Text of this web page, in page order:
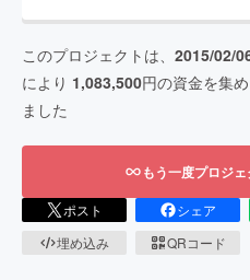
このプロジェクトは、 2015/02/
により 1,083,500円の資金を集め
ました
もう一度プロジ
ポスト シェア
埋め込み
QRコード